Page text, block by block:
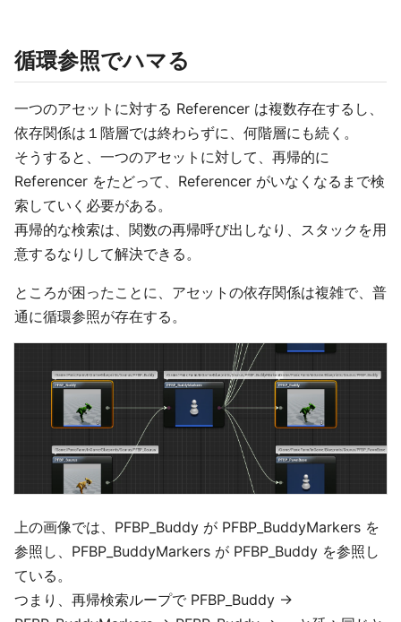
循環参照でハマる
一つのアセットに対する Referencer は複数存在するし、
依存関係は１階層では終わらずに、何階層にも続く。
そうすると、一つのアセットに対して、再帰的に
Referencer をたどって、Referencer がいなくなるまで検
索していく必要がある。
再帰的な検索は、関数の再帰呼び出しなり、スタックを用
意するなりして解決できる。
ところが困ったことに、アセットの依存関係は複雑で、普
通に循環参照が存在する。
上の画像では、PFBP_Buddy が PFBP_BuddyMarkers を
参照し、PFBP_BuddyMarkers が PFBP_Buddy を参照し
ている。
つまり、再帰検索ループで PFBP_Buddy →